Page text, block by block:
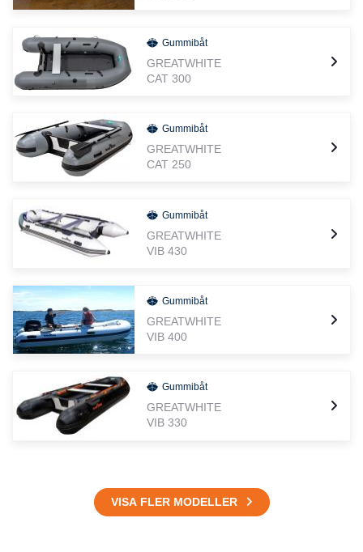
Gummibåt
GREATWHITE
CAT 300
Gummibåt
GREATWHITE
CAT 250
Gummibåt
GREATWHITE
VIB 430
Gummibåt
GREATWHITE
VIB 400
Gummibåt
GREATWHITE
VIB 330
VISA FLER MODELLER